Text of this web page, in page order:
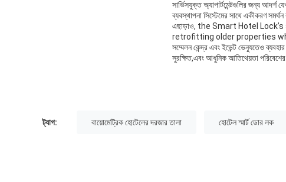
সার্ভিসযুক্ত অ্যাপার্টমেন্টগুলির জন্য আদর্শ
ব্যবস্থাপনা সিস্টেমের সাথে একীকরণ
এছাড়াও, the Smart Hotel
retrofitting older properties
সম্মেলন কেন্দ্র এবং ইভেন্ট ভেন্যুতেও
সুরক্ষিত,এবং আধুনিক আতিথেয়তা
ট্যাগ: বায়োমেট্রিক হোটেলের দরজার তালা হোটেল স্মার্ট ডোর লক